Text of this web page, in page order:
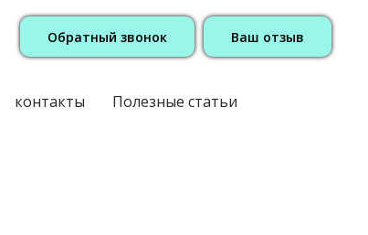
Обратный звонок Ваш отзыв
контакты Полезные статьи